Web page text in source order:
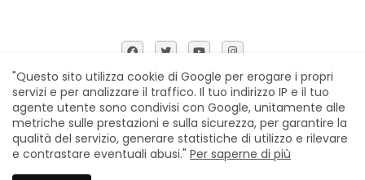
Home Chi siamo Contatti
Privacy Policy
Segnalazioni
All Right Reserved Copyright © Fattitaliani
"Questo sito utilizza cookie di Google per erogare i propri
servizi e per analizzare il traffico. Il tuo indirizzo IP e il tuo
agente utente sono condivisi con Google, unitamente alle
metriche sulle prestazioni e sulla sicurezza, per garantire la
qualità del servizio, generare statistiche di utilizzo e rilevare
e contrastare eventuali abusi." Per saperne di più